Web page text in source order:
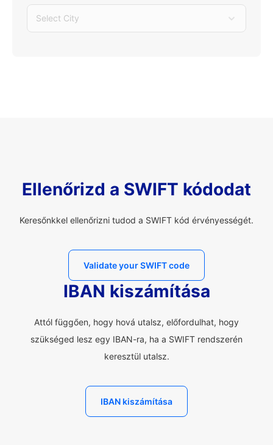
Select City
Ellenőrizd a SWIFT kódodat
Keresőnkkel ellenőrizni tudod a SWIFT kód érvényességét.
Validate your SWIFT code
IBAN kiszámítása
Attól függően, hogy hová utalsz, előfordulhat, hogy
szükséged lesz egy IBAN-ra, ha a SWIFT rendszerén
keresztül utalsz.
IBAN kiszámítása